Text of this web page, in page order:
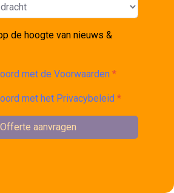
de hoogte van nieuws &
met de Voorwaarden *
met het Privacybeleid *
Offerte aanvragen